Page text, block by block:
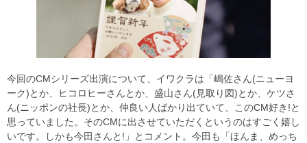
今回のCMシリーズ出演について、イワクラは「嶋佐さん(ニューヨ
ーク)とか、ヒコロヒーさんとか、盛山さん(見取り図)とか、ケツさ
ん(ニッポンの社長)とか、仲良い人ばかり出ていて、このCM好き!と
思っていました。そのCMに出させていただくというのはすごく嬉し
いです。しかも今田さんと!」とコメント。今田も「ほんま、めっち